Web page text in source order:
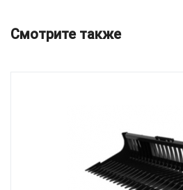
Смотрите также